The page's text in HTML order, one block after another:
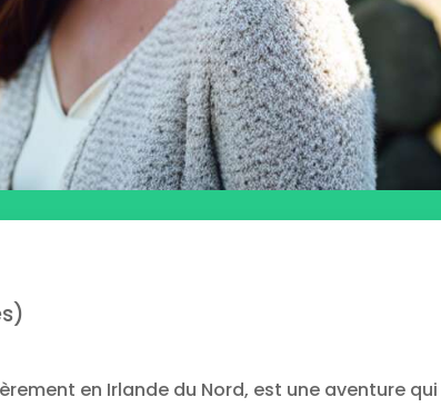
en Irlande du Nord, est une aventure